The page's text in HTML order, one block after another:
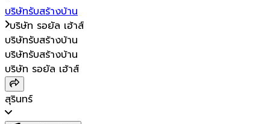
บริษัทรับสร้างบ้าน
บริษัท รอยัล เฮ้าส์
บริษัทรับสร้างบ้าน
บริษัทรับสร้างบ้าน
บริษัท รอยัล เฮ้าส์
สุรินทร์